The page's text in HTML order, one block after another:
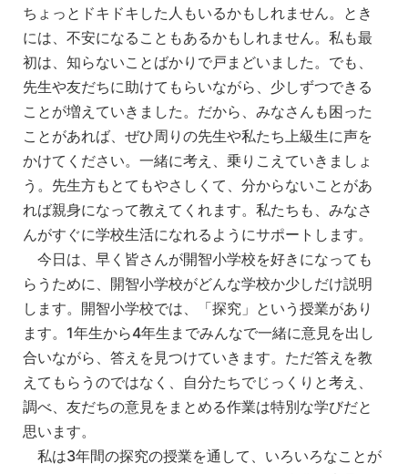
ちょっとドキドキした人もいるかもしれません。とき
には、不安になることもあるかもしれません。私も最
初は、知らないことばかりで戸まどいました。でも、
先生や友だちに助けてもらいながら、少しずつできる
ことが増えていきました。だから、みなさんも困った
ことがあれば、ぜひ周りの先生や私たち上級生に声を
かけてください。一緒に考え、乗りこえていきましょ
う。先生方もとてもやさしくて、分からないことがあ
れば親身になって教えてくれます。私たちも、みなさ
んがすぐに学校生活になれるようにサポートします。
今日は、早く皆さんが開智小学校を好きになっても
らうために、開智小学校がどんな学校か少しだけ説明
します。開智小学校では、「探究」という授業があり
ます。1年生から4年生までみんなで一緒に意見を出し
合いながら、答えを見つけていきます。ただ答えを教
えてもらうのではなく、自分たちでじっくりと考え、
調べ、友だちの意見をまとめる作業は特別な学びだと
思います。
私は3年間の探究の授業を通して、いろいろなことが